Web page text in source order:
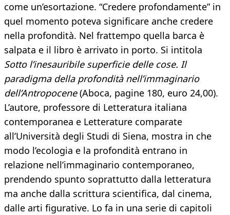
come un’esortazione. “Credere profondamente” in
quel momento poteva significare anche credere
nella profondità. Nel frattempo quella barca è
salpata e il libro è arrivato in porto. Si intitola
Sotto l’inesauribile superficie delle cose. Il
paradigma della profondità nell’immaginario
dell’Antropocene(Aboca, pagine 180, euro 24,00).
L’autore, professore di Letteratura italiana
contemporanea e Letterature comparate
all’Università degli Studi di Siena, mostra in che
modo l’ecologia e la profondità entrano in
relazione nell’immaginario contemporaneo,
prendendo spunto soprattutto dalla letteratura
ma anche dalla scrittura scientifica, dal cinema,
dalle arti figurative. Lo fa in una serie di capitoli